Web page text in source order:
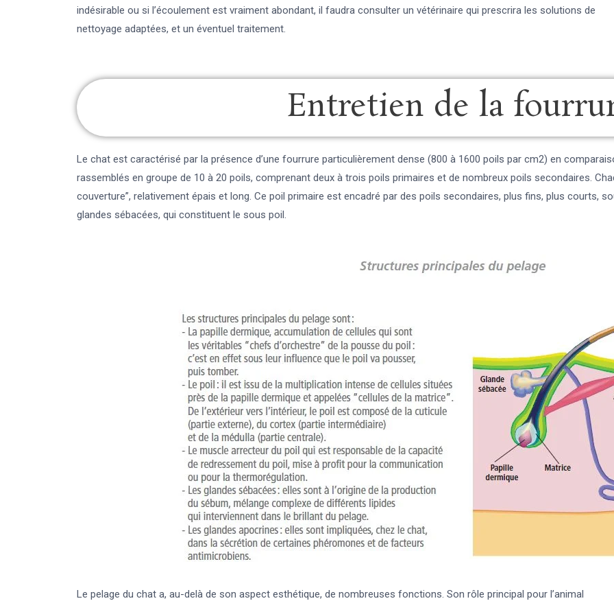
indésirable ou si l’écoulement est vraiment abondant, il faudra consulter un vétérinaire qui prescrira les solutions de
nettoyage adaptées, et un éventuel traitement.
Entretien de la
Le chat est caractérisé par la présence d’une fourrure particulièrement dense (800 à 1600 poils par cm2) en
rassemblés en groupe de 10 à 20 poils, comprenant deux à trois poils primaires et de nombreux poils secondaires.
couverture”, relativement épais et long. Ce poil primaire est encadré par des poils secondaires, plus fins, plus courts,
glandes sébacées, qui constituent le sous poil.
Le pelage du chat a, au-delà de son aspect esthétique, de nombreuses fonctions. Son rôle principal pour l’animal